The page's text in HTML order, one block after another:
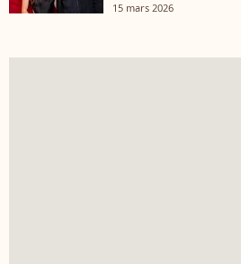
15 mars 2026